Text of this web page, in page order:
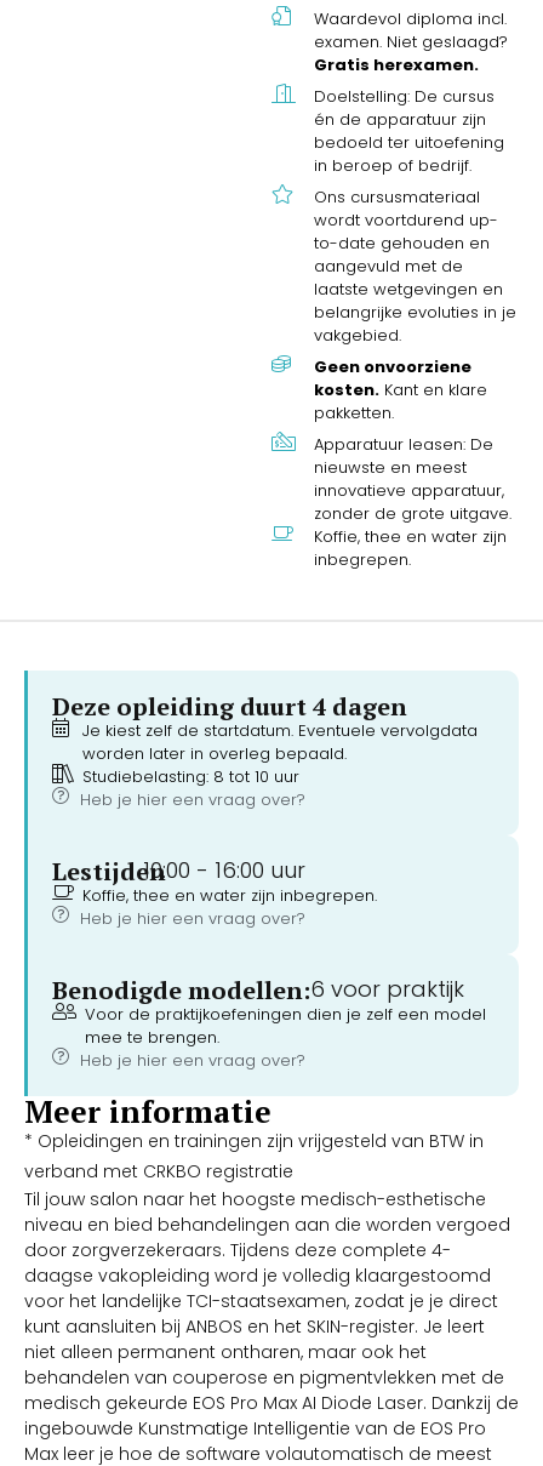
Waardevol diploma incl.
examen. Niet geslaagd?
Gratis herexamen.
Doelstelling: De cursus
én de apparatuur zijn
bedoeld ter uitoefening
in beroep of bedrijf.
Ons cursusmateriaal
wordt voortdurend up-
to-date gehouden en
aangevuld met de
laatste wetgevingen en
belangrijke evoluties in je
vakgebied.
Geen onvoorziene
kosten. Kant en klare
pakketten.
Apparatuur leasen: De
nieuwste en meest
innovatieve apparatuur,
zonder de grote uitgave.
Koffie, thee en water zijn
inbegrepen.
Deze opleiding duurt 4 dagen
Je kiest zelf de startdatum. Eventuele vervolgdata
worden later in overleg bepaald.
Studiebelasting: 8 tot 10 uur
Heb je hier een vraag over?
Lestijden10:00 - 16:00 uur
Koffie, thee en water zijn inbegrepen.
Heb je hier een vraag over?
Benodigde modellen:6 voor praktijk
Voor de praktijkoefeningen dien je zelf een model
mee te brengen.
Heb je hier een vraag over?
Meer informatie
* Opleidingen en trainingen zijn vrijgesteld van BTW in
verband met CRKBO registratie
Til jouw salon naar het hoogste medisch-esthetische
niveau en bied behandelingen aan die worden vergoed
door zorgverzekeraars. Tijdens deze complete 4-
daagse vakopleiding word je volledig klaargestoomd
voor het landelijke TCI-staatsexamen, zodat je je direct
kunt aansluiten bij ANBOS en het SKIN-register. Je leert
niet alleen permanent ontharen, maar ook het
behandelen van couperose en pigmentvlekken met de
medisch gekeurde EOS Pro Max AI Diode Laser. Dankzij de
ingebouwde Kunstmatige Intelligentie van de EOS Pro
Max leer je hoe de software volautomatisch de meest